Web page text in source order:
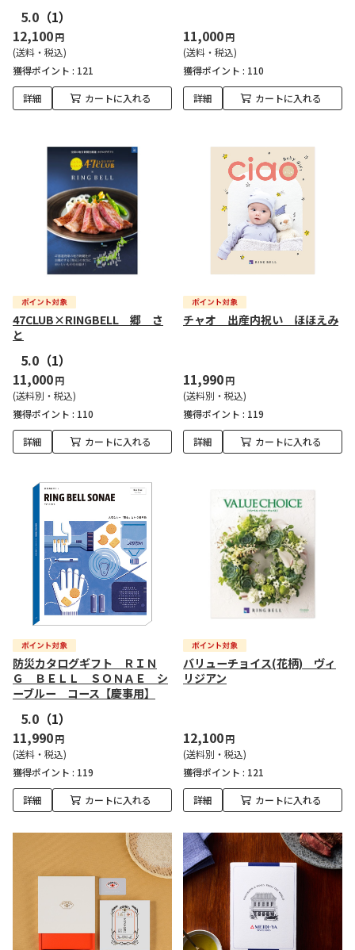
5.0 （1）
12,100円
(送料・税込)
獲得ポイント : 121
詳細 カートに入れる
11,000円
(送料・税込)
獲得ポイント : 110
詳細 カートに入れる
47CLUB×RINGBELL 郷 さ
と
5.0 （1）
11,000円
(送料別・税込)
獲得ポイント : 110
詳細 カートに入れる
チャオ 出産内祝い ほほえみ
11,990円
(送料別・税込)
獲得ポイント : 119
詳細 カートに入れる
防災カタログギフト ＲＩＮ
Ｇ ＢＥＬＬ ＳＯＮＡＥ シ
ーブルー コース【慶事用】
5.0 （1）
11,990円
(送料・税込)
獲得ポイント : 119
詳細 カートに入れる
バリューチョイス(花柄) ヴィ
リジアン
12,100円
(送料別・税込)
獲得ポイント : 121
詳細 カートに入れる